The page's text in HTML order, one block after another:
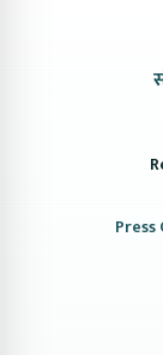
Press